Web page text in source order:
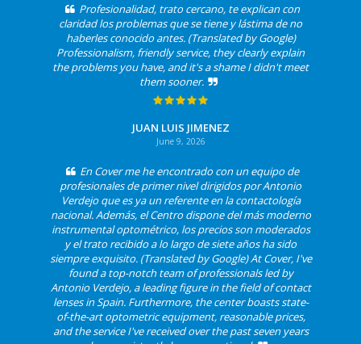
Profesionalidad, trato cercano, te explican con
claridad los problemas que se tiene y lástima de no
haberles conocido antes. (Translated by Google)
Professionalism, friendly service, they clearly explain
the problems you have, and it's a shame I didn't meet
them sooner.
JUAN LUIS JIMENEZ
June 9, 2026
En Cover me he encontrado con un equipo de
profesionales de primer nivel dirigidos por Antonio
Verdejo que es ya un referente en la contactología
nacional. Además, el Centro dispone del más moderno
instrumental optométrico, los precios son moderados
y el trato recibido a lo largo de siete años ha sido
siempre exquisito. (Translated by Google) At Cover, I've
found a top-notch team of professionals led by
Antonio Verdejo, a leading figure in the field of contact
lenses in Spain. Furthermore, the center boasts state-
of-the-art optometric equipment, reasonable prices,
and the service I've received over the past seven years